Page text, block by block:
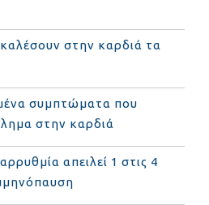
στην καρδιά τα
συμπτώματα που
στην καρδιά
απειλεί 1 στις 4